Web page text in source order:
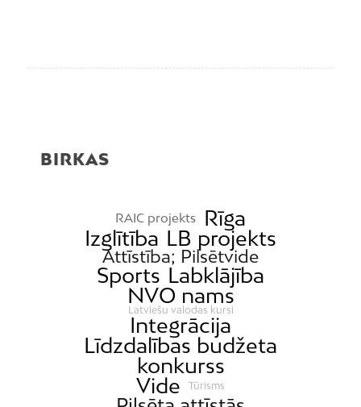
BIRKAS
RAIC projekts
Rīga
Izglītība LB projekts
Attīstība; Pilsētvide
Sports Labklājība
NVO nams
Latviešu valodas kursi
Integrācija
Līdzdalības budžeta
konkurss
Vide
Tūrisms